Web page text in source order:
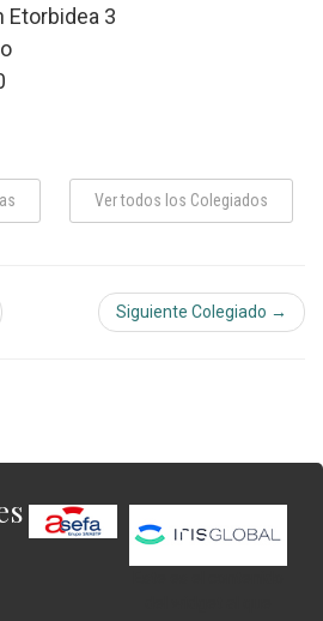
Etorbidea 3
Ver todos los Colegiados
Siguiente Colegiado →